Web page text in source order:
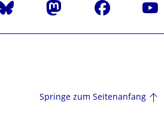
Mastodon Facebook
Springe zum Seitenanfang